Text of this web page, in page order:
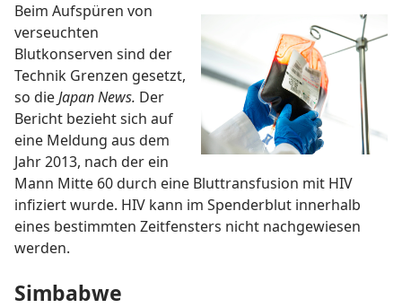
Beim Aufspüren von
verseuchten
Blutkonserven sind der
Technik Grenzen gesetzt,
so dieJapan News. Der
Bericht bezieht sich auf
eine Meldung aus dem
Jahr 2013, nach der ein
Mann Mitte 60 durch eine Bluttransfusion mit HIV
infiziert wurde. HIV kann im Spenderblut innerhalb
eines bestimmten Zeitfensters nicht nachgewiesen
werden.
Simbabwe